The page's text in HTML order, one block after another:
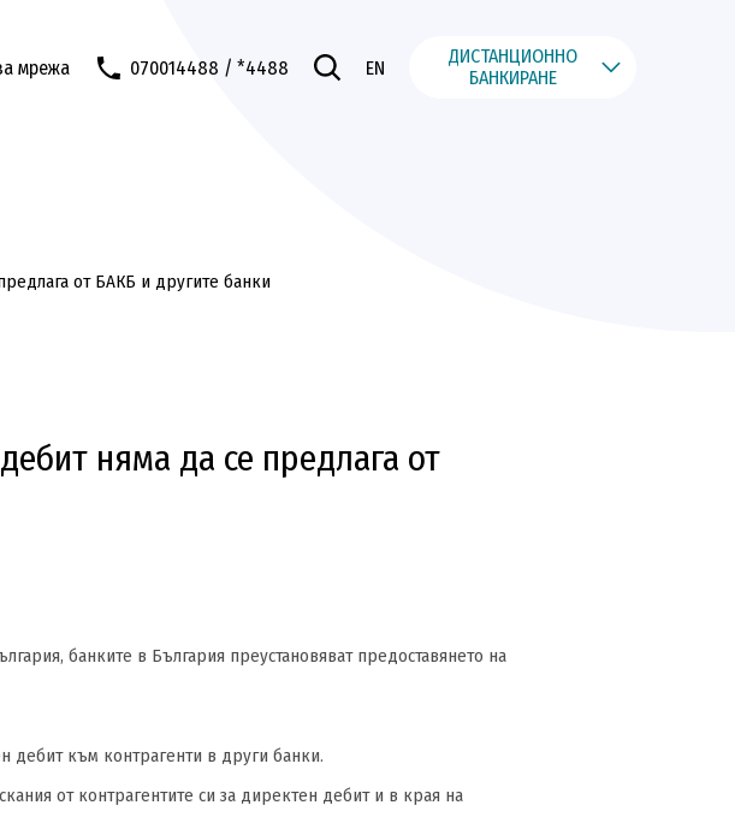
мрежа 070014488 / *4488 EN
ДИСТАНЦИОННО
БАНКИРАНЕ
от БАКБ и другите банки
няма да се предлага от
банките в България преустановяват предоставянето на
дебит към контрагенти в други банки.
от контрагентите си за директен дебит и в края на